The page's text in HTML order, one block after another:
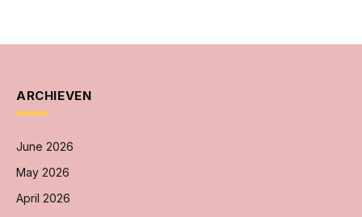
ARCHIEVEN
June 2026
May 2026
April 2026